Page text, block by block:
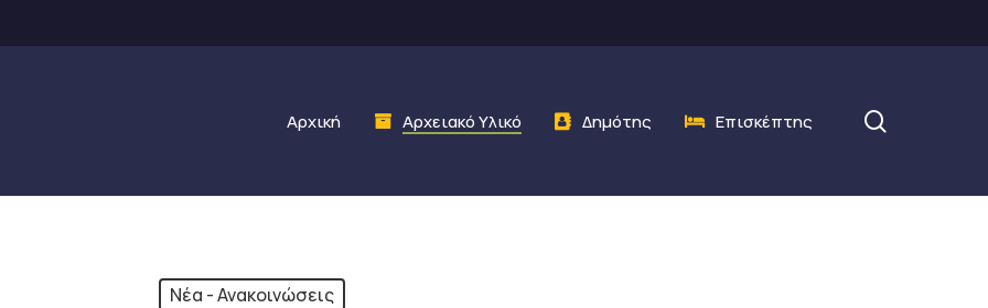
Αρχική Αρχειακό Υλικό Δημότης Επισκέπτης
Νέα - Ανακοινώσεις